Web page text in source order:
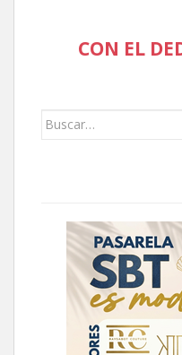
CON EL
Buscar: